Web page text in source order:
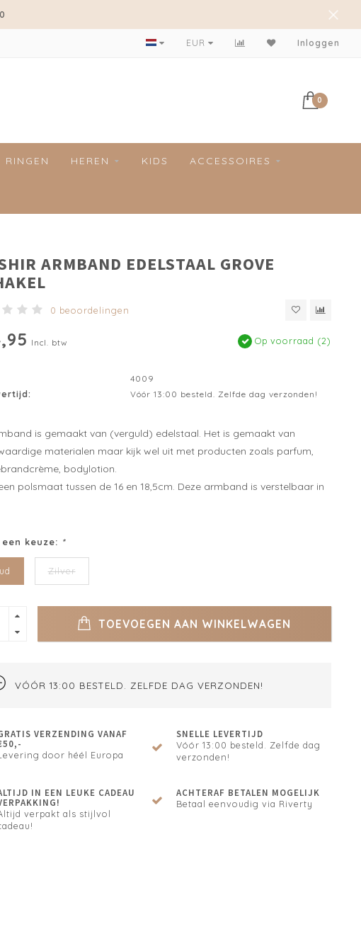
Achteraf betalen mogelijk!
EUR Inloggen
0
RINGEN HEREN KIDS ACCESSOIRES
ARMBAND EDELSTAAL GROVE
0 beoordelingen
Incl. btw Op voorraad (2)
4009
Vóór 13:00 besteld. Zelfde dag verzonden!
is gemaakt van (verguld) edelstaal. Het is gemaakt van
materialen maar kijk wel uit met producten zoals parfum,
bodylotion.
polsmaat tussen de 16 en 18,5cm. Deze armband is verstelbaar in
een keuze: *
Zilver
TOEVOEGEN AAN WINKELWAGEN
VÓÓR 13:00 BESTELD. ZELFDE DAG VERZONDEN!
VERZENDING VANAF
door héél Europa
SNELLE LEVERTIJD
Vóór 13:00 besteld. Zelfde dag
verzonden!
IN EEN LEUKE CADEAU
verpakt als stijlvol
ACHTERAF BETALEN MOGELIJK
Betaal eenvoudig via Riverty